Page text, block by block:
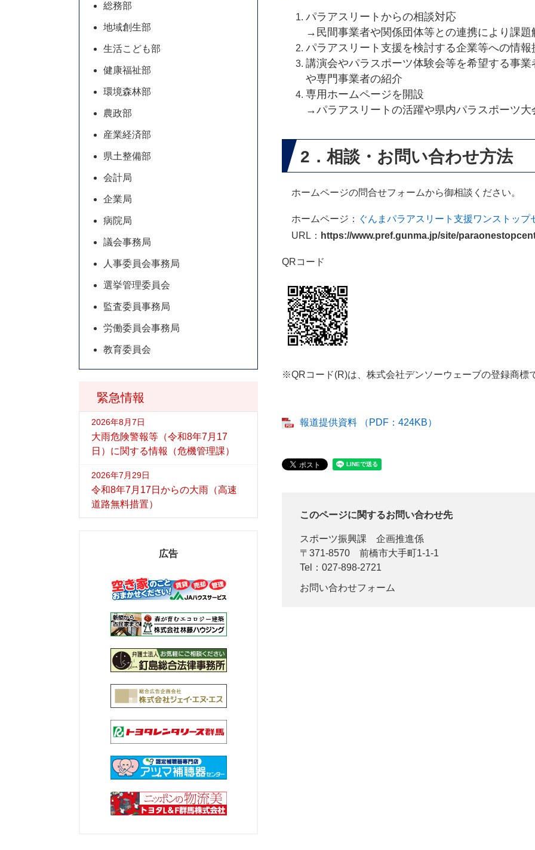
パラアスリートからの相談対応
→民間事業者や関係団体等との連携により課題
パラアスリート支援を検討する企業等への情報
講演会やパラスポーツ体験会等を希望する事
や専門事業者の紹介
専用ホームページを開設
→パラアスリートの活躍や県内パラスポーツ
2．相談・お問い合わせ方法
​ホームページの問合せフォームから御相談ください。
​ホームページ： ぐんまパラアスリート支援ワンストップ
URL： https://www.pref.gunma.jp/site/
QRコード
※QRコード(R)は、株式会社デンソーウェーブの登録商標
報道提供資料 （PDF：424KB）
このページに関するお問い合わせ先
スポーツ振興課
企画推進係
〒371-8570
前橋市大手町1-1-1
Tel：027-898-2721
お問い合わせフォーム
緊急情報
2026年8月7日
大雨危険警報等（令和8年7月17
日）に関する情報（危機管理課）
2026年7月29日
令和8年7月17日からの大雨（高速
道路無料措置）
総務部
地域創生部
生活こども部
健康福祉部
環境森林部
農政部
産業経済部
県土整備部
会計局
企業局
病院局
議会事務局
人事委員会事務局
選挙管理委員会
監査委員事務局
労働委員会事務局
教育委員会
広告